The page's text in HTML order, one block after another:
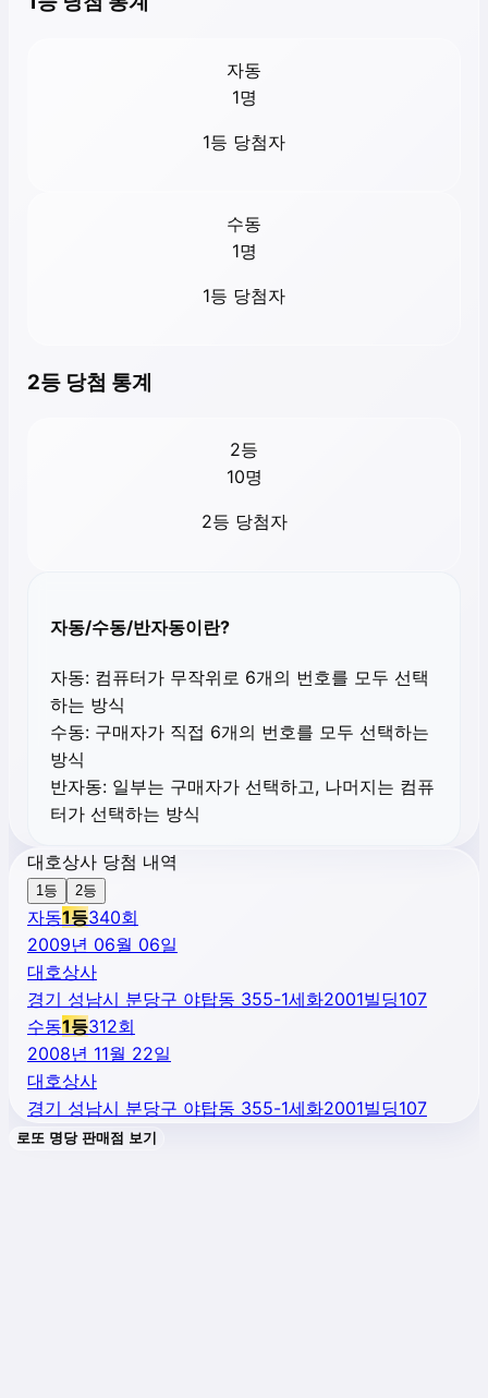
자동
1명
1등 당첨자
수동
1명
1등 당첨자
2등 당첨 통계
2등
10명
2등 당첨자
자동/수동/반자동이란?
자동: 컴퓨터가 무작위로 6개의 번호를 모두 선택
하는 방식
수동: 구매자가 직접 6개의 번호를 모두 선택하는
방식
반자동: 일부는 구매자가 선택하고, 나머지는 컴퓨
터가 선택하는 방식
대호상사 당첨 내역
1등 2등
자동1등340회
2009년 06월 06일
대호상사
경기 성남시 분당구 야탑동 355-1세화2001빌딩107
수동1등312회
2008년 11월 22일
대호상사
경기 성남시 분당구 야탑동 355-1세화2001빌딩107
로또 명당 판매점 보기